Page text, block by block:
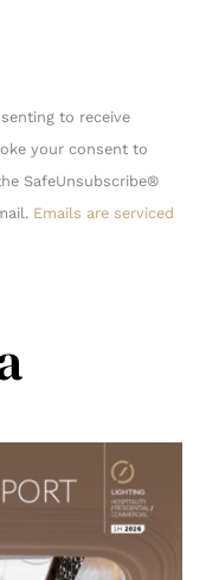
to receive
your consent to
SafeUnsubscribe®
Emails are serviced